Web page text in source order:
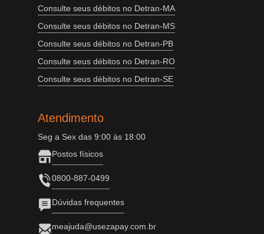
Consulte seus débitos no Detran-MA
Consulte seus débitos no Detran-MS
Consulte seus débitos no Detran-PB
Consulte seus débitos no Detran-RO
Consulte seus débitos no Detran-SE
Atendimento
Seg a Sex das 9:00 às 18:00
Postos físicos
0800-887-0499
Dúvidas frequentes
meajuda@usezapay.com.br